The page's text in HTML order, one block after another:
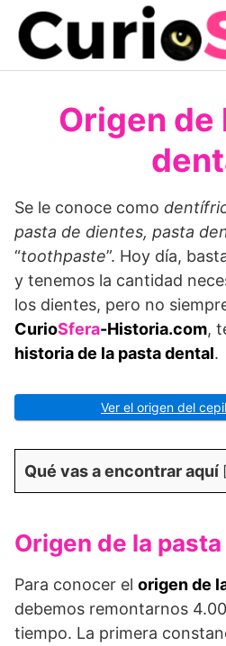
Saltar
contenido
Origen de
Se le conoce como
pasta de dientes, pasta
“toothpaste”. Hoy día,
y tenemos la cantidad
los dientes, pero no
CurioSfera-Historia.com,
historia de la pasta dental.
Ver el origen del
Qué vas a encontrar aquí
Origen de la
Para conocer el origen de
debemos remontarnos
tiempo. La primera